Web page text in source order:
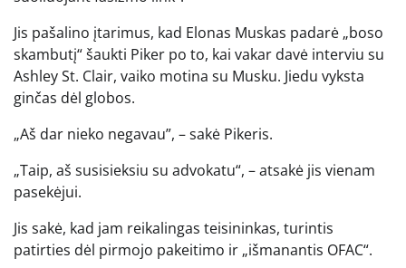
Jis pašalino įtarimus, kad Elonas Muskas padarė „boso
skambutį“ šaukti Piker po to, kai vakar davė interviu su
Ashley St. Clair, vaiko motina su Musku. Jiedu vyksta
ginčas dėl globos.
„Aš dar nieko negavau”, – sakė Pikeris.
„Taip, aš susisieksiu su advokatu“, – atsakė jis vienam
pasekėjui.
Jis sakė, kad jam reikalingas teisininkas, turintis
patirties dėl pirmojo pakeitimo ir „išmanantis OFAC“.